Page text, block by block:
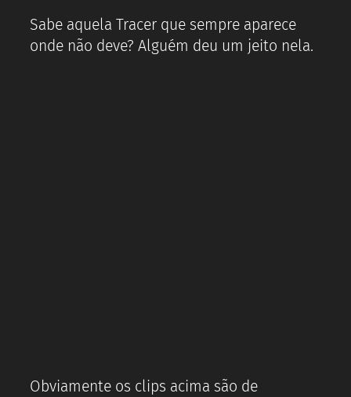
Sabe aquela Tracer que sempre aparece
onde não deve? Alguém deu um jeito nela.
Obviamente os clips acima são de